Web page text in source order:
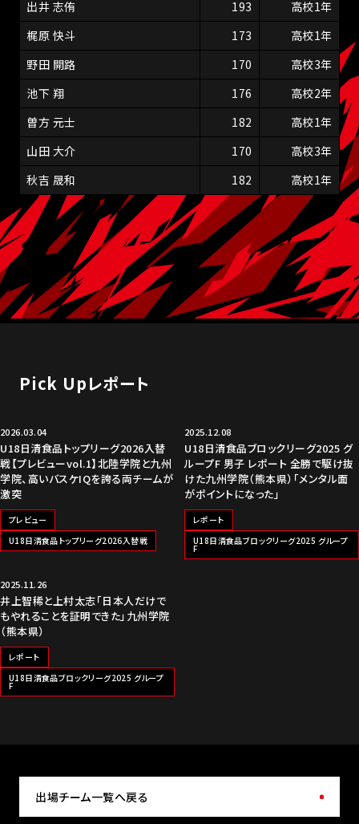
出井 志侑 193
高校1年
梶原 快斗
173
高校1年
野田 開路
170
高校3年
池下 翔
176
高校2年
曽方 元士
182
高校1年
山田 大介
170
高校3年
秋吉 晟和
182 高校1年
Pick Upレポート
2026.03.04
U18日清食品トップリーグ2026入替
戦【プレビューvol.1】北陸学院と九州
学院、高いバスケIQを誇る両チームが
激突
プレビュー
U18日清食品トップリーグ2026入替戦
2025.12.08
U18日清食品ブロックリーグ2025 グ
ループF 男子 レポート 全勝で駆け抜
けた九州学院（熊本県）「メンタル面
がポイントになった」
レポート
U18日清食品ブロックリーグ2025 グループ
F
2025.11.26
井上智稀と上村太志「日本人だけで
もやれることを証明できた」九州学院
（熊本県）
レポート
U18日清食品ブロックリーグ2025 グループ
F
出場チーム一覧へ戻る